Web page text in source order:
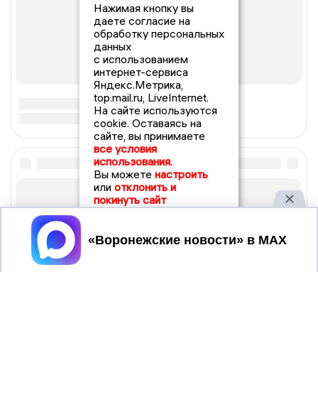
Нажимая кнопку вы
даете согласие на
обработку персональных
данных
с использованием
интернет-сервиса
Яндекс.Метрика,
top.mail.ru, LiveInternet.
На сайте используются
cookie. Оставаясь на
сайте, вы принимаете
все условия
использования.
Вы можете настроить
или отклонить и
покинуть сайт
Принять